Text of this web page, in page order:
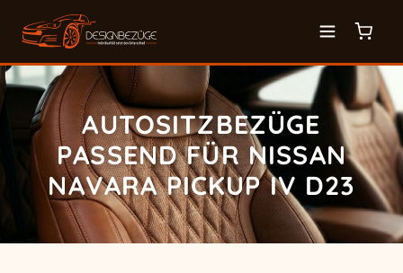
AUTOSITZBEZÜGE
PASSEND FÜR NISSAN
NAVARA PICKUP IV D23